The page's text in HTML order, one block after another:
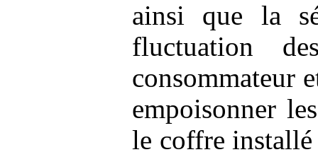
ainsi que la
fluctuation
consommateur
empoisonner
le coffre installé